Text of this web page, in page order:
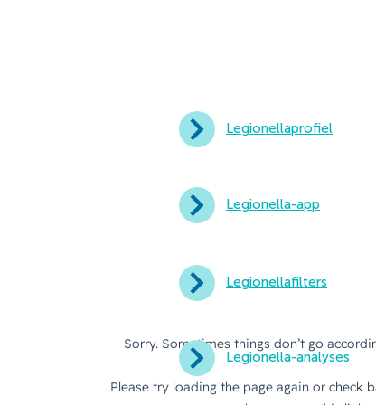
Legionellaprofiel
Legionella-app
Legionellafilters
Legionella-analyses